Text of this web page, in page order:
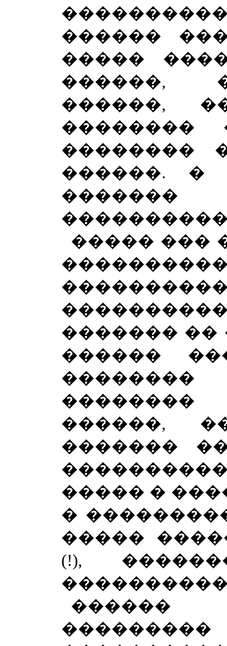
������
�����
������,
������,
��������
��������
������. �
����� ���
������� ��
������
������,
�������
����� �
�
�����
(!),
������